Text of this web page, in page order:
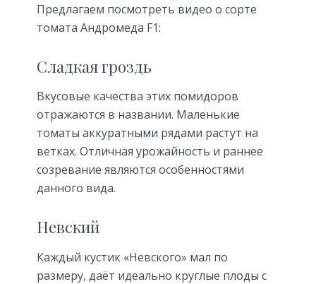
Предлагаем посмотреть видео о сорте
томата Андромеда F1:
Сладкая гроздь
Вкусовые качества этих помидоров
отражаются в названии. Маленькие
томаты аккуратными рядами растут на
ветках. Отличная урожайность и раннее
созревание являются особенностями
данного вида.
Невский
Каждый кустик «Невского» мал по
размеру, даёт идеально круглые плоды с